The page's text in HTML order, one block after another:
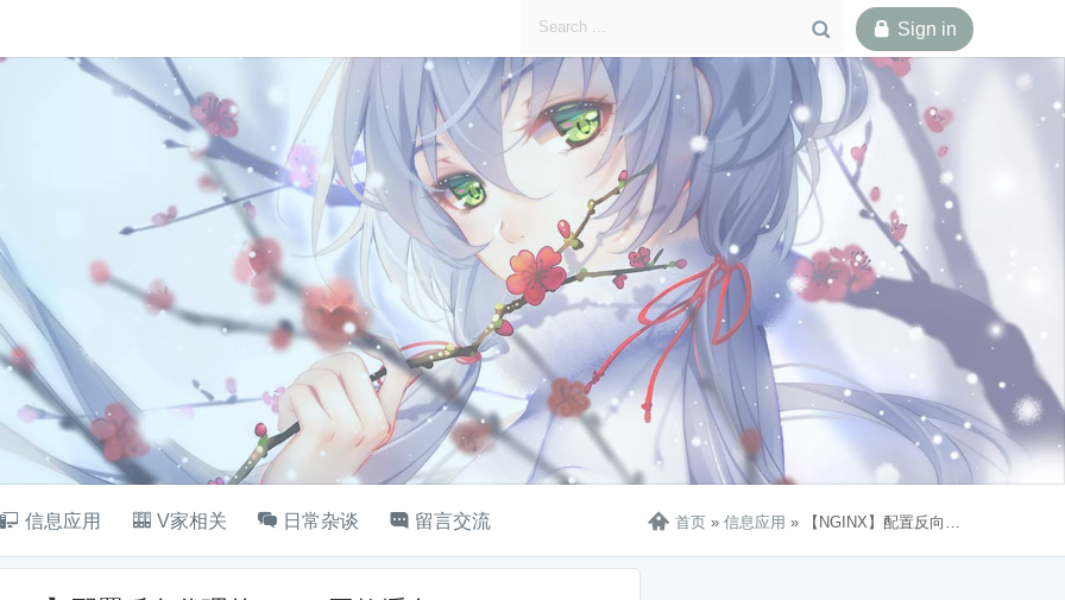
  Sign in
信息应用 V家相关 日常杂谈 留言交流  首页 »信息应用 » 【NGINX】配置反向代理的“CDN”同款缓存
一、Zone规则
二、目录缓存
三、后缀缓存
四、防盗链
五、WAF
五、结语